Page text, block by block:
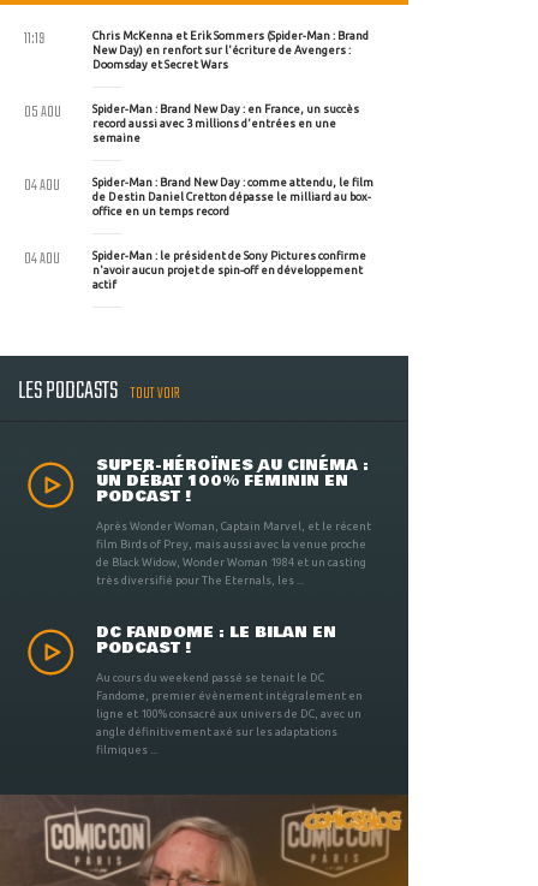
Chris McKenna et Erik Sommers (Spider-Man : Brand
New Day) en renfort sur l'écriture de Avengers :
Doomsday et Secret Wars
11:19
Spider-Man : Brand New Day : en France, un succès
record aussi avec 3 millions d'entrées en une
semaine
05 AOU
Spider-Man : Brand New Day : comme attendu, le film
de Destin Daniel Cretton dépasse le milliard au box-
office en un temps record
04 AOU
Spider-Man : le président de Sony Pictures confirme
n'avoir aucun projet de spin-off en développement
actif
04 AOU
LES PODCASTS TOUT VOIR
SUPER-HÉROÏNES AU CINÉMA :
UN DÉBAT 100% FÉMININ EN
PODCAST !
Après Wonder Woman, Captain Marvel, et le récent
film Birds of Prey, mais aussi avec la venue proche
de Black Widow, Wonder Woman 1984 et un casting
très diversifié pour The Eternals, les ...
DC FANDOME : LE BILAN EN
PODCAST !
Au cours du weekend passé se tenait le DC
Fandome, premier évènement intégralement en
ligne et 100% consacré aux univers de DC, avec un
angle définitivement axé sur les adaptations
filmiques ...